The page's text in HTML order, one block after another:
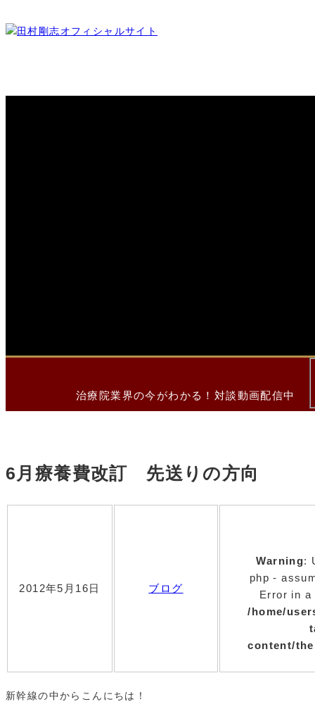
治療院業界の今がわかる！対談動画配信中
6月療養費改訂 先送りの方向
2012年5月16日 ブログ
Warning:
php -
Error in a
/home/
content/
新幹線の中からこんにちは！